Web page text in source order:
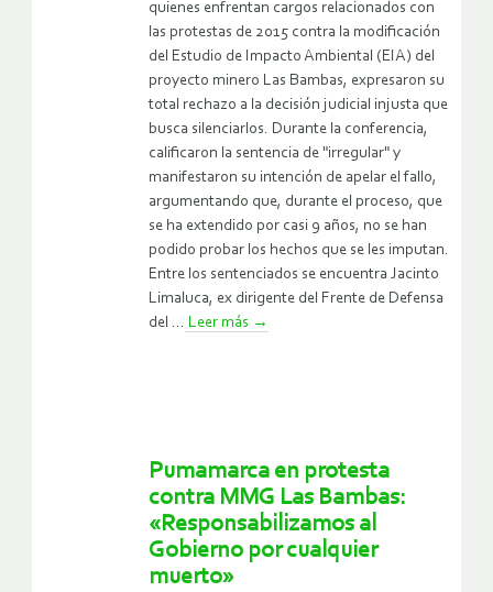
quienes enfrentan cargos relacionados con
las protestas de 2015 contra la modificación
del Estudio de Impacto Ambiental (EIA) del
proyecto minero Las Bambas, expresaron su
total rechazo a la decisión judicial injusta que
busca silenciarlos. Durante la conferencia,
calificaron la sentencia de "irregular" y
manifestaron su intención de apelar el fallo,
argumentando que, durante el proceso, que
se ha extendido por casi 9 años, no se han
podido probar los hechos que se les imputan.
Entre los sentenciados se encuentra Jacinto
Limaluca, ex dirigente del Frente de Defensa
del ... Leer más →
Pumamarca en protesta
contra MMG Las Bambas:
«Responsabilizamos al
Gobierno por cualquier
muerto»